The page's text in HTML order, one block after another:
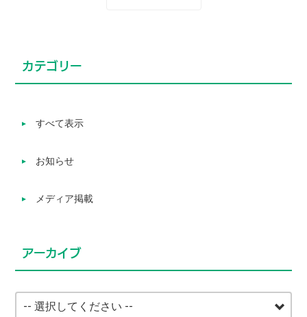
カテゴリー
すべて表示
お知らせ
メディア掲載
アーカイブ